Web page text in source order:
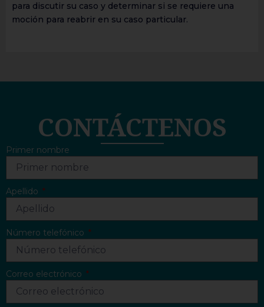
para discutir su caso y determinar si se requiere una
moción para reabrir en su caso particular.
CONTÁCTENOS
Primer nombre
Apellido
Número telefónico
Correo electrónico